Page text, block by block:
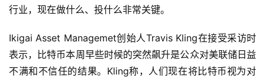
行业，现在做什么、投什么非常关键。
Ikigai Asset Managemet创始人Travis Kling在接受采访时
表示，比特币本周早些时候的突然飙升是公众对美联储日益
不满和不信任的结果。Kling称，人们现在将比特币视为对